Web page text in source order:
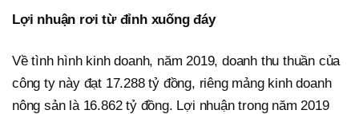
Lợi nhuận rơi từ đỉnh xuống đáy
Về tình hình kinh doanh, năm 2019, doanh thu thuần của
công ty này đạt 17.288 tỷ đồng, riêng mảng kinh doanh
nông sản là 16.862 tỷ đồng. Lợi nhuận trong năm 2019